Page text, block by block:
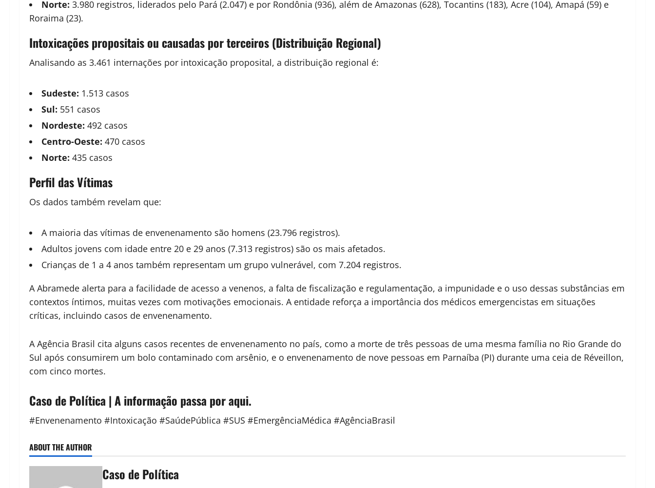
Norte: 3.980 registros, liderados pelo Pará (2.047) e por Rondônia (936), além de Amazonas (628), Tocantins (183), Acre (104), Amapá (59) e
Roraima (23).
Intoxicações propositais ou causadas por terceiros (Distribuição Regional)
Analisando as 3.461 internações por intoxicação proposital, a distribuição regional é:
Sudeste: 1.513 casos
Sul: 551 casos
Nordeste: 492 casos
Centro-Oeste: 470 casos
Norte: 435 casos
Perfil das Vítimas
Os dados também revelam que:
A maioria das vítimas de envenenamento são homens (23.796 registros).
Adultos jovens com idade entre 20 e 29 anos (7.313 registros) são os mais afetados.
Crianças de 1 a 4 anos também representam um grupo vulnerável, com 7.204 registros.
A Abramede alerta para a facilidade de acesso a venenos, a falta de fiscalização e regulamentação, a impunidade e o uso dessas substâncias em
contextos íntimos, muitas vezes com motivações emocionais. A entidade reforça a importância dos médicos emergencistas em situações
críticas, incluindo casos de envenenamento.
A Agência Brasil cita alguns casos recentes de envenenamento no país, como a morte de três pessoas de uma mesma família no Rio Grande do
Sul após consumirem um bolo contaminado com arsênio, e o envenenamento de nove pessoas em Parnaíba (PI) durante uma ceia de Réveillon,
com cinco mortes.
Caso de Política | A informação passa por aqui.
#Envenenamento #Intoxicação #SaúdePública #SUS #EmergênciaMédica #AgênciaBrasil
ABOUT THE AUTHOR
Caso de Política